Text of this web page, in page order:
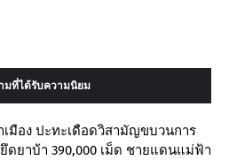
มที่ได้รับความนิยม
เมือง ปะทะเดือดวิสามัญขบวนการ
ดยาบ้า 390,000 เม็ด ชายแดนแม่ฟ้า